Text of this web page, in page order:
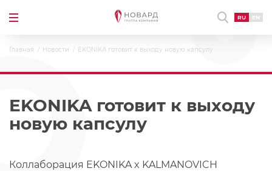
RU EN
Главная Новости EKONIKA готовит к выходу новую капсулу
EKONIKA готовит к выходу
новую капсулу
Коллаборация EKONIKA x KALMANOVICH